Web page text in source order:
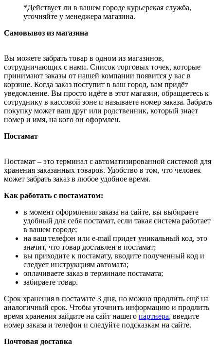
*Действует ли в вашем городе курьерская служба,
уточняйте у менеджера магазина.
Самовывоз из магазина
Вы можете забрать товар в одном из магазинов,
сотрудничающих с нами. Список торговых точек, которые
принимают заказы от нашей компании появится у вас в
корзине. Когда заказ поступит в ваш город, вам придёт
уведомление. Вы просто идёте в этот магазин, обращаетесь к
сотруднику в кассовой зоне и называете номер заказа. Забрать
покупку может ваш друг или родственник, который знает
номер и имя, на кого он оформлен.
Постамат
Постамат – это терминал с автоматизированной системой для
хранения заказанных товаров. Удобство в том, что человек
может забрать заказ в любое удобное время.
Как работать с постаматом:
в момент оформления заказа на сайте, вы выбираете
удобный для себя постамат, если такая система работает
в вашем городе;
на ваш телефон или e-mail придет уникальный код, это
значит, что товар доставлен в постамат;
вы приходите к постамату, вводите полученный код и
следует инструкциям автомата;
оплачиваете заказ в терминале постамата;
забираете товар.
Срок хранения в постамате 3 дня, но можно продлить ещё на
аналогичный срок. Чтобы уточнить информацию и продлить
время хранения зайдите на сайт нашего партнера, введите
номер заказа и телефон и следуйте подсказкам на сайте.
Почтовая доставка